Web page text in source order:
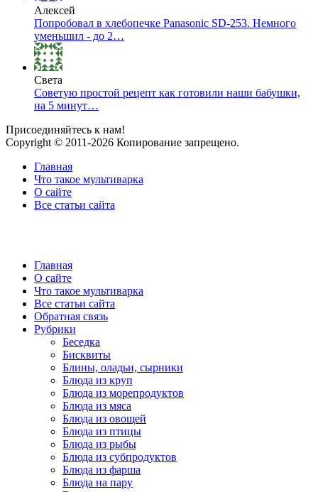
Алексей
Попробовал в хлебопечке Panasonic SD-253. Немного
уменьшил - до 2…
Света
Советую простой рецепт как готовили наши бабушки,
на 5 минут…
Присоединяйтесь к нам!
Copyright © 2011-2026 Копирование запрещено.
Главная
Что такое мультиварка
О сайте
Все статьи сайта
Главная
О сайте
Что такое мультиварка
Все статьи сайта
Обратная связь
Рубрики
Беседка
Бисквиты
Блины, оладьи, сырники
Блюда из круп
Блюда из морепродуктов
Блюда из мяса
Блюда из овощей
Блюда из птицы
Блюда из рыбы
Блюда из субпродуктов
Блюда из фарша
Блюда на пару